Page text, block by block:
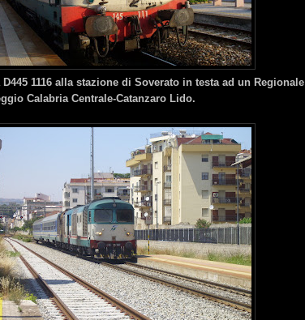
D445 1116 alla stazione di Soverato in testa ad un Regionale
Calabria Centrale-Catanzaro Lido.